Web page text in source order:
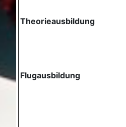
Theorieausbildung
Flugausbildung